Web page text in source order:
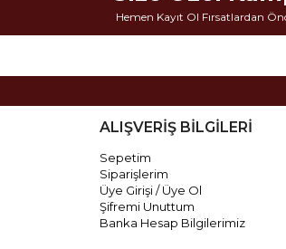
Hemen Kayıt Ol Fırsatlardan
ALIŞVERİŞ BİLGİLERİ
Sepetim
Siparişlerim
Üye Girişi / Üye Ol
Şifremi Unuttum
Banka Hesap Bilgilerimiz